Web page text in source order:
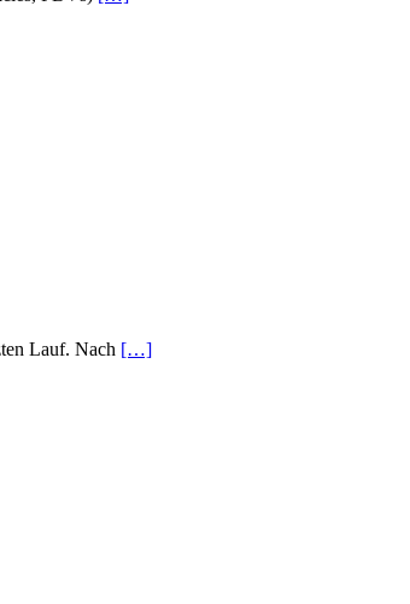
Lauf. Nach […]